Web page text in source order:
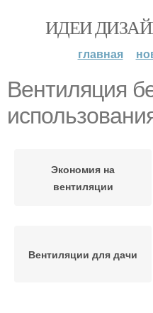
ИДЕИ
главная
Вентиляция
Экономия на
вентиляции
Вентиляции для дачи